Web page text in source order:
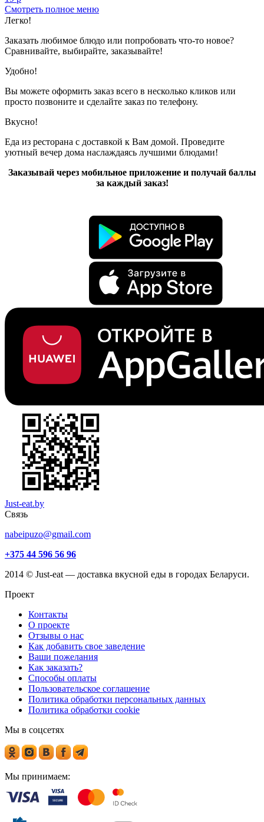
Смотреть полное меню
Показано с 1 по 1 из 1 (всего 1 страниц)
Легко!
Заказать любимое блюдо или попробовать что-то новое?
Сравнивайте, выбирайте, заказывайте!
Удобно!
Вы можете оформить заказ всего в несколько кликов или
просто позвоните и сделайте заказ по телефону.
Вкусно!
Еда из ресторана с доставкой к Вам домой. Проведите
уютный вечер дома наслаждаясь лучшими блюдами!
Заказывай через мобильное приложение и получай баллы
за каждый заказ!
Just-eat.by
Связь
nabeipuzo@gmail.com
+375 44 596 56 96
2014 © Just-eat — доставка вкусной еды в городах Беларуси.
Проект
Контакты
О проекте
Отзывы о нас
Как добавить свое заведение
Ваши пожелания
Как заказать?
Способы оплаты
Пользовательское соглашение
Политика обработки персональных данных
Политика обработки cookie
Мы в соцсетях
Мы принимаем: